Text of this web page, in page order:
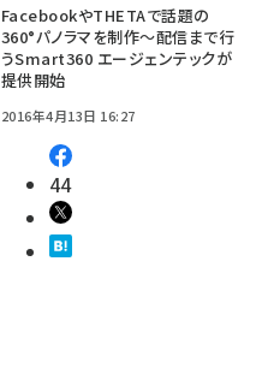
FacebookやTHETAで話題の
360°パノラマを制作～配信まで行
うSmart360 エージェンテックが
提供開始
2016年4月13日 16:27
44